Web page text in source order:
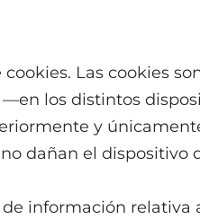
Las cookies
los distintos
y
dañan el dispositivo
información relativa